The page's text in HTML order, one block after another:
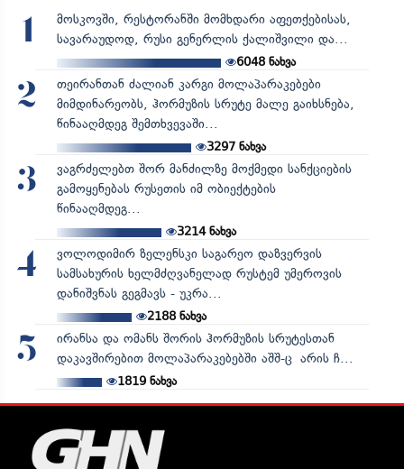
1
მოსკოვში, რესტორანში მომხდარი აფეთქებისას,
სავარაუდოდ, რუსი გენერლის ქალიშვილი და...
6048 ნახვა
2
თეირანთან ძალიან კარგი მოლაპარაკებები
მიმდინარეობს, ჰორმუზის სრუტე მალე გაიხსნება,
წინააღმდეგ შემთხვევაში...
3297ნახვა
3
ვაგრძელებთ შორ მანძილზე მოქმედი სანქციების
გამოყენებას რუსეთის იმ ობიექტების
წინააღმდეგ...
3214ნახვა
4
ვოლოდიმირ ზელენსკი საგარეო დაზვერვის
სამსახურის ხელმძღვანელად რუსტემ უმეროვის
დანიშვნას გეგმავს - უკრა...
2188ნახვა
5
ირანსა და ომანს შორის ჰორმუზის სრუტესთან
დაკავშირებით მოლაპარაკებებში აშშ-ც არის ჩ...
1819ნახვა